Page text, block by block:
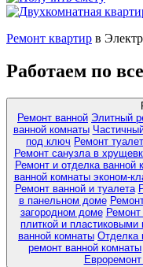
Ремонт квартир в
Работаем по
Ремонт ванной Элитный
ванной комнаты
под ключ Ремонт
Ремонт санузла в
Ремонт и отделка ванной
ванной комнаты эконом-
Ремонт ванной и туалета
в панельном доме
загородном доме
плиткой и пластиковыми
ванной комнаты Отделка
ремонт ванной комнаты